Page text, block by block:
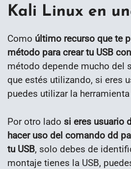
Kali Linux en
Como último recurso que te
método para crear tu USB
método depende mucho del
que estés utilizando, si eres
puedes utilizar la herramienta
Por otro lado si eres usuario
hacer uso del comando dd
tu USB, solo debes de
montaje tienes la USB,